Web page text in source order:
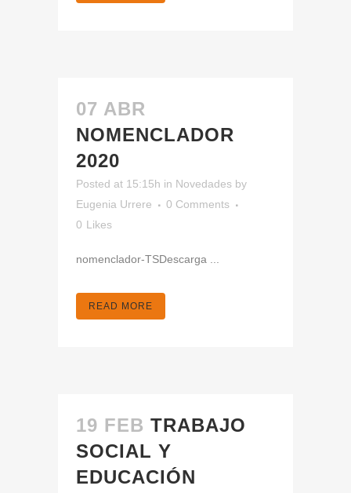
07 ABR
NOMENCLADOR
2020
Posted at 15:15h in Novedades by
Eugenia Urrere
0 Comments
0 Likes
nomenclador-TSDescarga ...
READ MORE
19 FEB TRABAJO
SOCIAL Y
EDUCACIÓN